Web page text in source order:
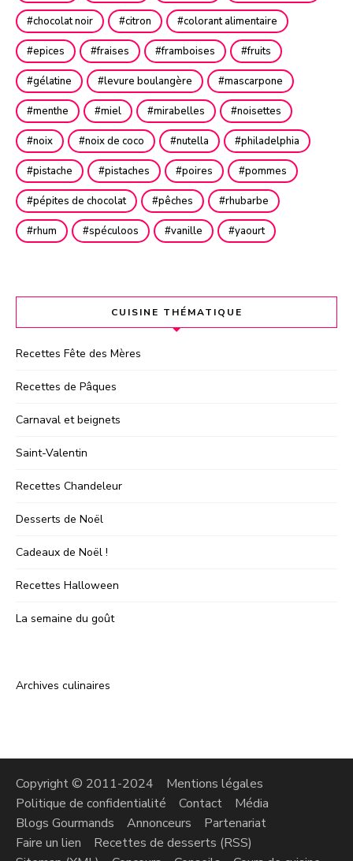
chocolat noir citron colorant alimentaire
epices fraises framboises fruits
gélatine levure boulangère mascarpone
menthe miel mirabelles noisettes
noix noix de coco nutella philadelphia
pistache pistaches poires pommes
pépites de chocolat pêches rhubarbe
rhum spéculoos vanille yaourt
CUISINE THÉMATIQUE
Recettes Fête des Mères
Recettes de Pâques
Carnaval et beignets
Saint-Valentin
Recettes Chandeleur
Desserts de Noël
Cadeaux de Noël !
Recettes Halloween
La semaine du goût
Archives culinaires
Copyright © 2011-2024
Mentions légales
Politique de confidentialité
Contact
Média
Blogs Gourmands
Annonceurs
Partenariat
Faire un lien
Recettes de desserts (RSS)